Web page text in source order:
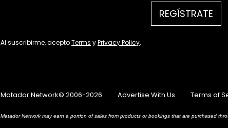
REGÍSTRATE
Al suscribirme, aceptoTerms yPrivacy Policy.
Matador Network© 2006-2026 Advertise With Us Terms of
Matador Network may earn a portion of sales from products or bookings that are purchased